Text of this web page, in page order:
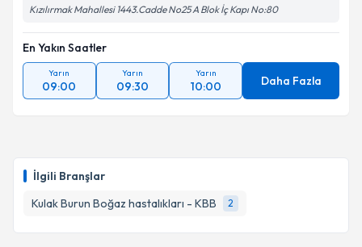
İlgili Branşlar
Kulak Burun Boğaz hastalıkları - KBB
2
Kızılırmak Mahallesi 1443.Cadde No25 A Blok İç Kapı No:80
En Yakın Saatler
Yarın
09:00
Yarın
09:30
Yarın
10:00 Daha Fazla